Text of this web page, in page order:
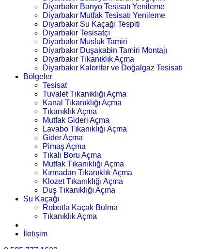
Diyarbakır Banyo Tesisatı Yenileme
Diyarbakır Mutfak Tesisatı Yenileme
Diyarbakır Su Kaçağı Tespiti
Diyarbakır Tesisatçı
Diyarbakır Musluk Tamiri
Diyarbakır Duşakabin Tamiri Montajı
Diyarbakır Tıkanıklık Açma
Diyarbakır Kalorifer ve Doğalgaz Tesisatı
Bölgeler
Tesisat
Tuvalet Tıkanıklığı Açma
Kanal Tıkanıklığı Açma
Tıkanıklık Açma
Mutfak Gideri Açma
Lavabo Tıkanıklığı Açma
Gider Açma
Pimaş Açma
Tıkalı Boru Açma
Mutfak Tıkanıklığı Açma
Kırmadan Tıkanıklık Açma
Klozet Tıkanıklığı Açma
Duş Tıkanıklığı Açma
Su Kaçağı
Robotla Kaçak Bulma
Tıkanıklık Açma
İletişim